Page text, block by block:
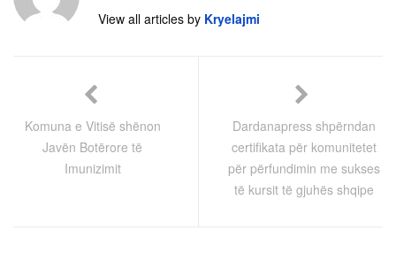
View all articles by Kryelajmi
Komuna e Vitisë shënon
Javën Botërore të
Imunizimit
Dardanapress shpërndan
certifikata për komunitetet
për përfundimin me sukses
të kursit të gjuhës shqipe